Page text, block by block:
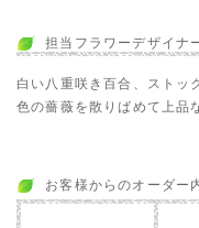
担当フラワーデザイナ
白い八重咲き百合、ストッ
色の薔薇を散りばめて上品
お客様からのオーダー